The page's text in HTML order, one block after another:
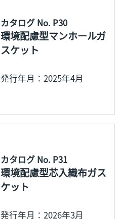
カタログ No. P30
環境配慮型マンホールガ
スケット
発行年月：2025年4月
カタログ No. P31
環境配慮型芯入織布ガス
ケット
発行年月：2026年3月